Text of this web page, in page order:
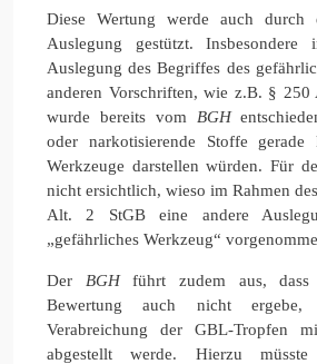
Diese Wertung werde auch durch
Auslegung gestützt.
Auslegung des Begriffes des
anderen Vorschriften, wie z.B. § 250
wurde bereits vom BGH
oder narkotisierende Stoffe gerade
Werkzeuge darstellen würden. Für
nicht ersichtlich, wieso im Rahmen
Alt. 2 StGB eine andere
„gefährliches Werkzeug“
Der BGHführt zudem aus, dass
Bewertung auch nicht
Verabreichung der GBL-Tropfen
abgestellt werde. Hierzu